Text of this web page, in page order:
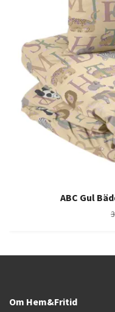
ABC Gul
Om Hem&Fritid